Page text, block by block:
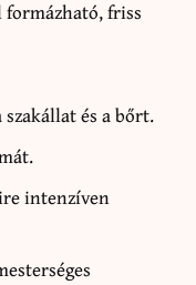
formázható, friss
és a bőrt.
intenzíven